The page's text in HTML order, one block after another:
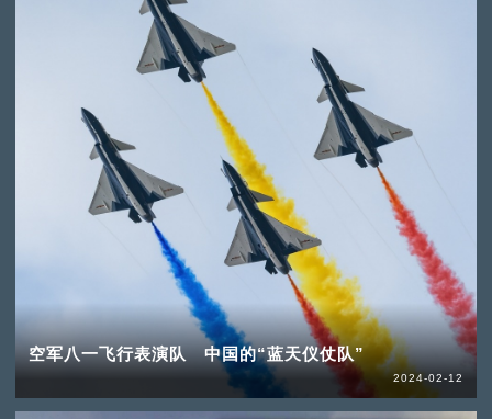
空军八一飞行表演队 中国的“蓝天仪仗队”
2024-02-12